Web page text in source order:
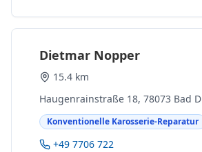
Dietmar Nopper
15.4 km
Haugenrainstraße 18, 78073 Bad
Konventionelle Karosserie-Reparatur
+49 7706 722